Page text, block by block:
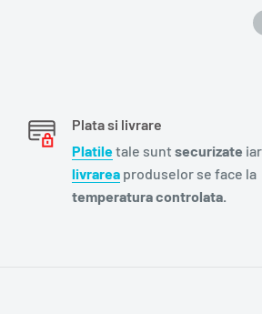
Plata si livrare
Platiletale sunt securizate iar
livrarea produselor se face la
temperatura controlata.